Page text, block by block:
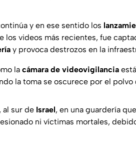
y en ese sentido los
los videos más recientes, fue
y provoca destrozos en la
la cámara de videovigilancia
la toma se oscurece por el
, al sur de Israel, en una guardería
ni víctimas mortales,